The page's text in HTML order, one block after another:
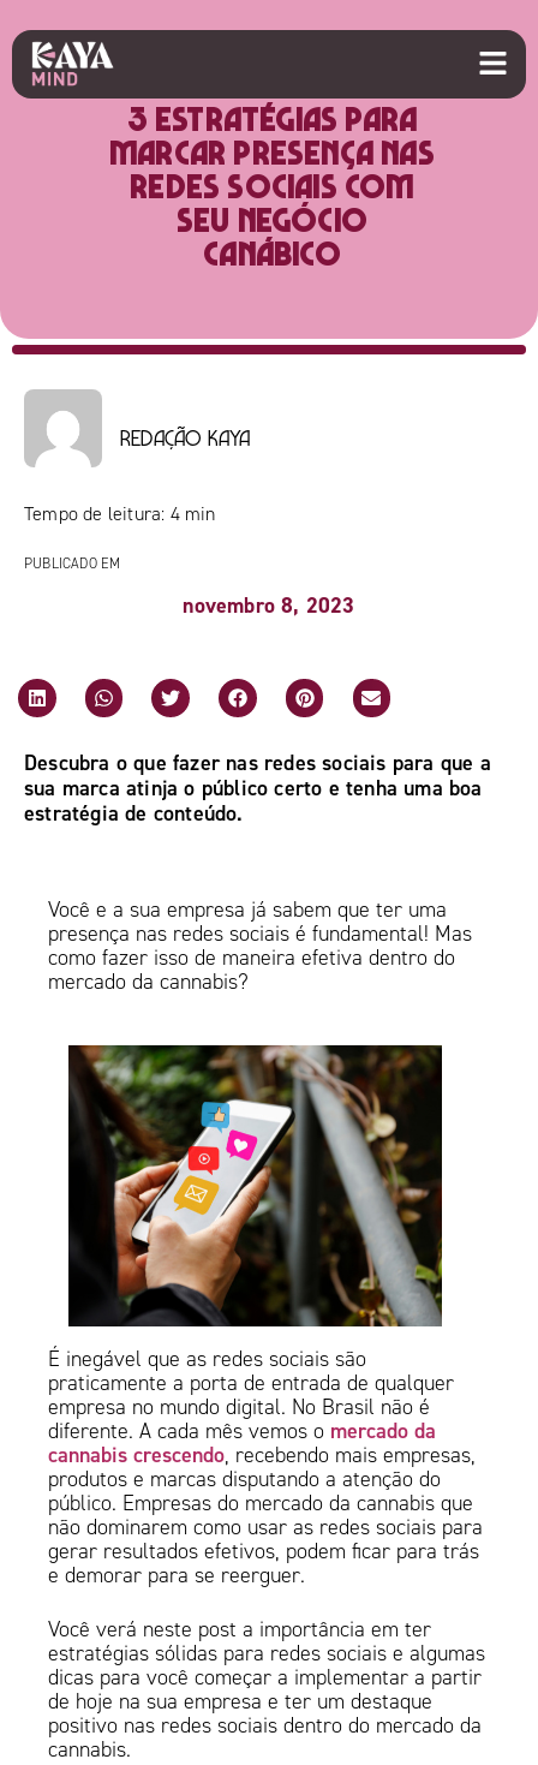
3 estratégias para
marcar presença nas
redes sociais com
seu negócio
canábico
Redação Kaya
Tempo de leitura: 4 min
PUBLICADO EM
novembro 8, 2023
Descubra o que fazer nas redes sociais para que a
sua marca atinja o público certo e tenha uma boa
estratégia de conteúdo.
Você e a sua empresa já sabem que ter uma
presença nas redes sociais é fundamental! Mas
como fazer isso de maneira efetiva dentro do
mercado da cannabis?
É inegável que as redes sociais são
praticamente a porta de entrada de qualquer
empresa no mundo digital. No Brasil não é
diferente. A cada mês vemos o mercado da
cannabis crescendo, recebendo mais empresas,
produtos e marcas disputando a atenção do
público. Empresas do mercado da cannabis que
não dominarem como usar as redes sociais para
gerar resultados efetivos, podem ficar para trás
e demorar para se reerguer.
Você verá neste post a importância em ter
estratégias sólidas para redes sociais e algumas
dicas para você começar a implementar a partir
de hoje na sua empresa e ter um destaque
positivo nas redes sociais dentro do mercado da
cannabis.